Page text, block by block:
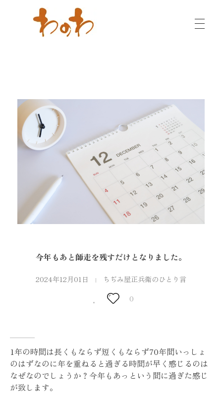
今年もあと師走を残すだけとなりました。
2024年12月01日
ちぢみ屋正兵衛のひとり言
0
1年の時間は長くもならず短くもならず70年間いっしょ
のはずなのに年を重ねると過ぎる時間が早く感じるのは
なぜなのでしょうか？今年もあっという間に過ぎた感じ
が致します。